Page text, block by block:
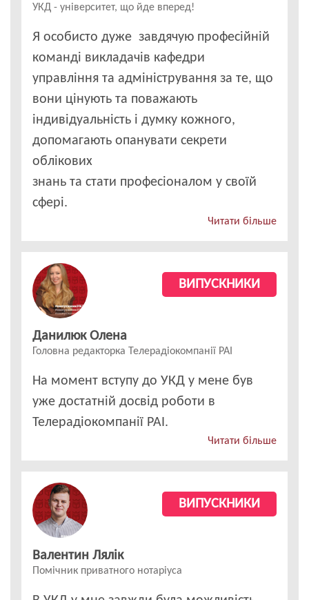
УКД - університет, що йде вперед!
Я особисто дуже завдячую професійній
команді викладачів кафедри
управління та адміністрування за те, що
вони цінують та поважають
індивідуальність і думку кожного,
допомагають опанувати секрети
облікових
знань та стати професіоналом у своїй
сфері.
Читати більше
ВИПУСКНИКИ
Данилюк Олена
Головна редакторка Телерадіокомпанії РАІ
На момент вступу до УКД у мене був
уже достатній досвід роботи в
Телерадіокомпанії РАІ.
Читати більше
ВИПУСКНИКИ
Валентин Лялік
Помічник приватного нотаріуса